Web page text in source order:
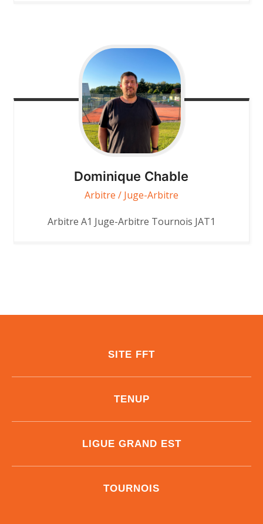
Dominique Chable
Arbitre / Juge-Arbitre
Arbitre A1 Juge-Arbitre Tournois JAT1
SITE FFT
TENUP
LIGUE GRAND EST
TOURNOIS